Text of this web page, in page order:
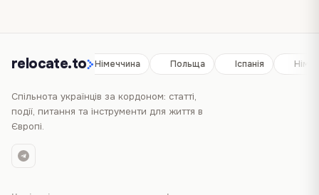
relocate.to
Іспанія Німеччина Польща Іспанія
Спільнота українців за кордоном: статті,
події, питання та інструменти для життя в
Європі.